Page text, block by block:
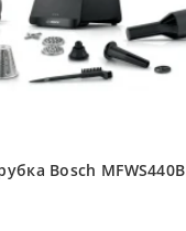
Bosch MFWS440B